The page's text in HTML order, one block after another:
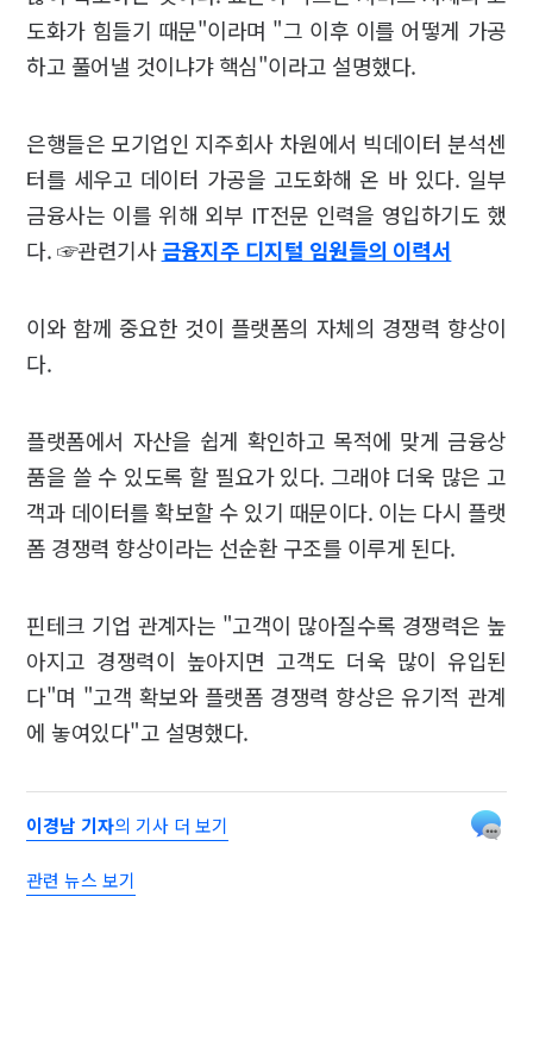
도화가 힘들기 때문"이라며 "그 이후 이를 어떻게 가공
하고 풀어낼 것이냐갸 핵심"이라고 설명했다.
은행들은 모기업인 지주회사 차원에서 빅데이터 분석센
터를 세우고 데이터 가공을 고도화해 온 바 있다. 일부
금융사는 이를 위해 외부 IT전문 인력을 영입하기도 했
다. ☞관련기사금융지주 디지털 임원들의 이력서
이와 함께 중요한 것이 플랫폼의 자체의 경쟁력 향상이
다.
플랫폼에서 자산을 쉽게 확인하고 목적에 맞게 금융상
품을 쓸 수 있도록 할 필요가 있다. 그래야 더욱 많은 고
객과 데이터를 확보할 수 있기 때문이다. 이는 다시 플랫
폼 경쟁력 향상이라는 선순환 구조를 이루게 된다.
핀테크 기업 관계자는 "고객이 많아질수록 경쟁력은 높
아지고 경쟁력이 높아지면 고객도 더욱 많이 유입된
다"며 "고객 확보와 플랫폼 경쟁력 향상은 유기적 관계
에 놓여있다"고 설명했다.
이경남 기자의 기사 더 보기
관련 뉴스 보기